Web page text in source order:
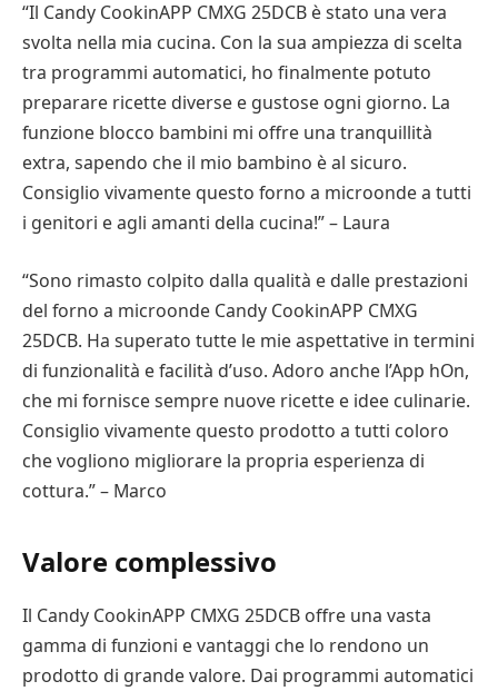
“Il Candy CookinAPP CMXG 25DCB è stato una vera
svolta nella mia cucina. Con la sua ampiezza di scelta
tra programmi automatici, ho finalmente potuto
preparare ricette diverse e gustose ogni giorno. La
funzione blocco bambini mi offre una tranquillità
extra, sapendo che il mio bambino è al sicuro.
Consiglio vivamente questo forno a microonde a tutti
i genitori e agli amanti della cucina!” – Laura
“Sono rimasto colpito dalla qualità e dalle prestazioni
del forno a microonde Candy CookinAPP CMXG
25DCB. Ha superato tutte le mie aspettative in termini
di funzionalità e facilità d’uso. Adoro anche l’App hOn,
che mi fornisce sempre nuove ricette e idee culinarie.
Consiglio vivamente questo prodotto a tutti coloro
che vogliono migliorare la propria esperienza di
cottura.” – Marco
Valore complessivo
Il Candy CookinAPP CMXG 25DCB offre una vasta
gamma di funzioni e vantaggi che lo rendono un
prodotto di grande valore. Dai programmi automatici